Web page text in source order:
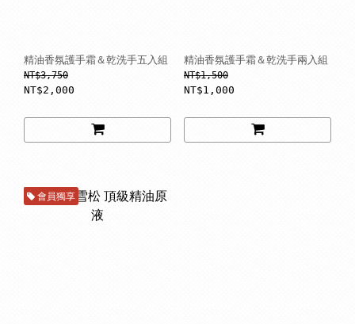
精油香氛護手霜＆乾洗手五入組
NT$3,750
NT$2,000
精油香氛護手霜＆乾洗手兩入組
NT$1,500
NT$1,000
會員獨享